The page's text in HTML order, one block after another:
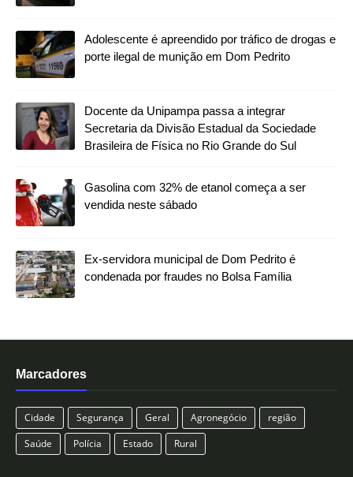
Adolescente é apreendido por tráfico de drogas e
porte ilegal de munição em Dom Pedrito
Docente da Unipampa passa a integrar
Secretaria da Divisão Estadual da Sociedade
Brasileira de Física no Rio Grande do Sul
Gasolina com 32% de etanol começa a ser
vendida neste sábado
Ex-servidora municipal de Dom Pedrito é
condenada por fraudes no Bolsa Família
Marcadores
Cidade Segurança Geral Agronegócio
região
Saúde
Polícia Estado Rural